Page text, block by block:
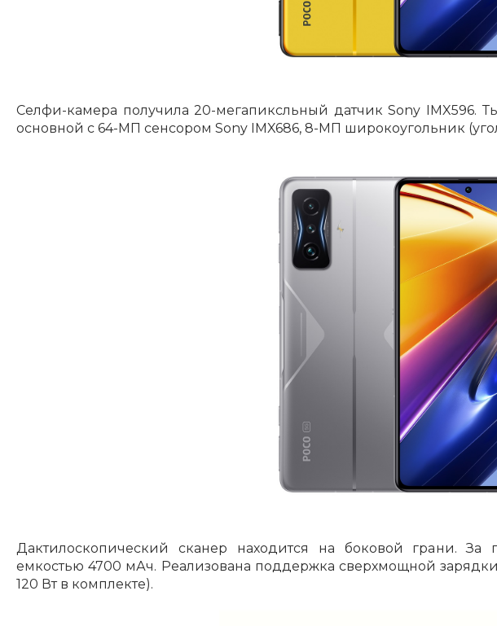
Селфи-камера получила 20-мегапиксльный датчик Sony IMX596.
основной с 64-МП сенсором Sony IMX686, 8-МП широкоугольник
Дактилоскопический сканер находится на боковой грани. За
емкостью 4700 мАч. Реализована поддержка сверхмощной
120 Вт в комплекте).